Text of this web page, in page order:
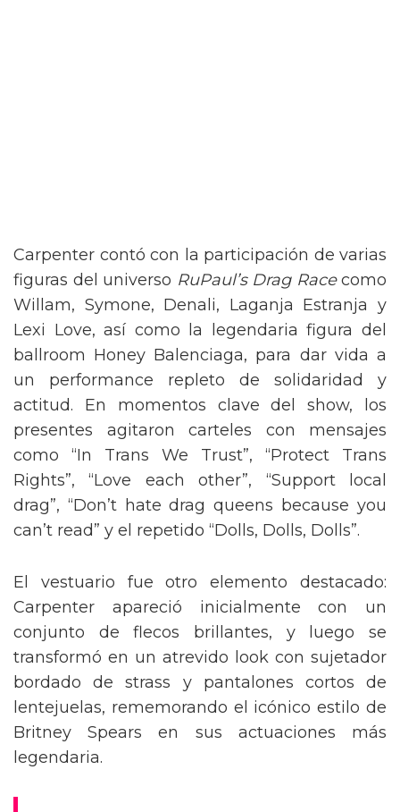
Carpenter contó con la participación de varias
figuras del universo RuPaul’s Drag Racecomo
Willam, Symone, Denali, Laganja Estranja y
Lexi Love, así como la legendaria figura del
ballroom Honey Balenciaga, para dar vida a
un performance repleto de solidaridad y
actitud. En momentos clave del show, los
presentes agitaron carteles con mensajes
como “In Trans We Trust”, “Protect Trans
Rights”, “Love each other”, “Support local
drag”, “Don’t hate drag queens because you
can’t read” y el repetido “Dolls, Dolls, Dolls”.
El vestuario fue otro elemento destacado:
Carpenter apareció inicialmente con un
conjunto de flecos brillantes, y luego se
transformó en un atrevido look con sujetador
bordado de strass y pantalones cortos de
lentejuelas, rememorando el icónico estilo de
Britney Spears en sus actuaciones más
legendaria.